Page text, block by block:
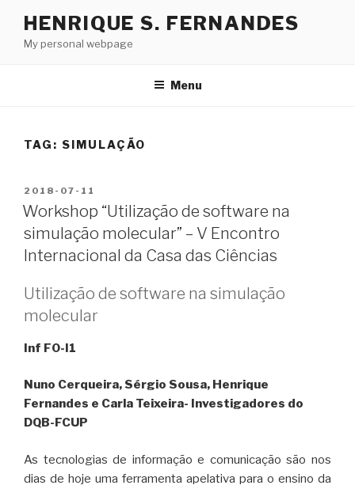
content
HENRIQUE S. FERNANDES
My personal webpage
Menu
TAG: SIMULAÇÃO
POSTED
ON
2018-07-11
Workshop “Utilização de software na
simulação molecular” – V Encontro
Internacional da Casa das Ciências
Utilização de software na simulação
molecular
Inf F0-I1
Nuno Cerqueira, Sérgio Sousa, Henrique
Fernandes e Carla Teixeira- Investigadores do
DQB-FCUP
As tecnologias de informação e comunicação são nos
dias de hoje uma ferramenta apelativa para o ensino da